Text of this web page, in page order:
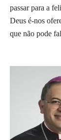
passar para a
Deus é-nos
que não pode